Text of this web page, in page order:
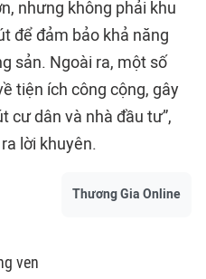
nhưng không phải khu
để đảm bảo khả năng
sản. Ngoài ra, một số
tiện ích công cộng, gây
cư dân và nhà đầu tư”,
lời khuyên.
Thương Gia Online
ven